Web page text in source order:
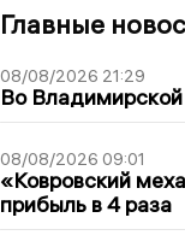
Главные
08/08/2026 21:29
Во
08/08/2026 09:01
«Ковровский
прибыль в 4 раза